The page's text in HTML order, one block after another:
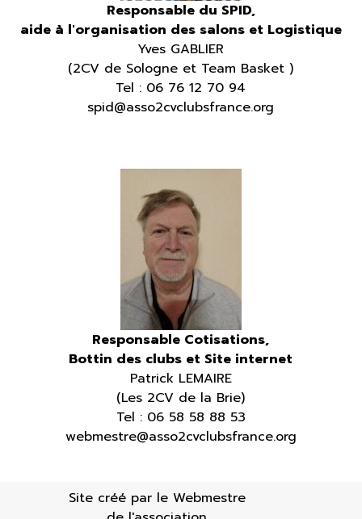
Responsable du SPID,
aide à l'organisation des salons et Logistique
Yves GABLIER
(2CV de Sologne et Team Basket)
Tel : 06 76 12 70 94
spid@asso2cvclubsfrance.org
Responsable Cotisations,
Bottin des clubs et Site internet
Patrick LEMAIRE
(Les 2CV de la Brie)
Tel : 06 58 58 88 53
webmestre@asso2cvclubsfrance.org
Site créé par le Webmestre